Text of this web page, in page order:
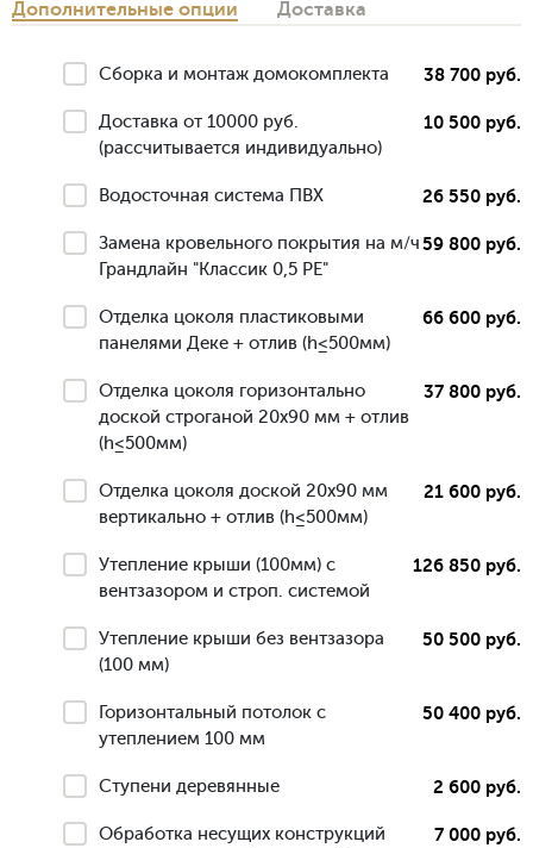
Дополнительные опции
Доставка
Сборка и монтаж домокомплекта 38 700 руб.
Доставка от 10000 руб.
(рассчитывается индивидуально)
10 500 руб.
Водосточная система ПВХ 26 550 руб.
Замена кровельного покрытия на м/ч
Грандлайн "Классик 0,5 РЕ"
59 800 руб.
Отделка цоколя пластиковыми
панелями Деке + отлив (h≤500мм)
66 600 руб.
Отделка цоколя горизонтально
доской строганой 20х90 мм + отлив
(h≤500мм)
37 800 руб.
Отделка цоколя доской 20х90 мм
вертикально + отлив (h≤500мм)
21 600 руб.
Утепление крыши (100мм) с
вентзазором и строп. системой
126 850 руб.
Утепление крыши без вентзазора
(100 мм)
50 500 руб.
Горизонтальный потолок с
утеплением 100 мм
50 400 руб.
Ступени деревянные 2 600 руб.
Обработка несущих конструкций
7 000 руб.